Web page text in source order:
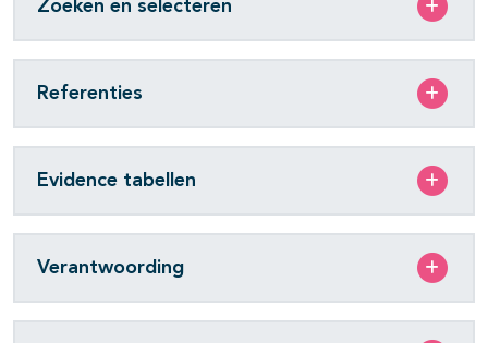
Zoeken en selecteren
Referenties
Evidence tabellen
Verantwoording